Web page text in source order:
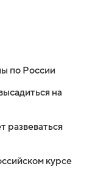
по России
на
развеваться
курсе